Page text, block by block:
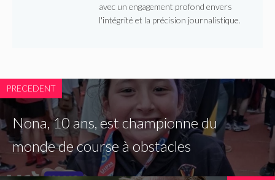
avec un engagement profond envers
l'intégrité et la précision journalistique.
PRECEDENT
Nona, 10 ans, est championne du
monde de course à obstacles